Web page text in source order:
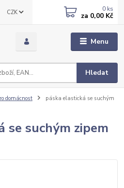
Menu
CZK
Hledat
0 ks
za 0,00 Kč
domácnost
páska elastická se suchým
se suchým zipem